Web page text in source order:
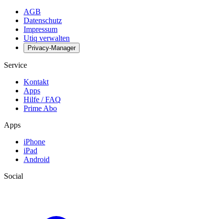
AGB
Datenschutz
Impressum
Utiq verwalten
Privacy-Manager
Service
Kontakt
Apps
Hilfe / FAQ
Prime Abo
Apps
iPhone
iPad
Android
Social